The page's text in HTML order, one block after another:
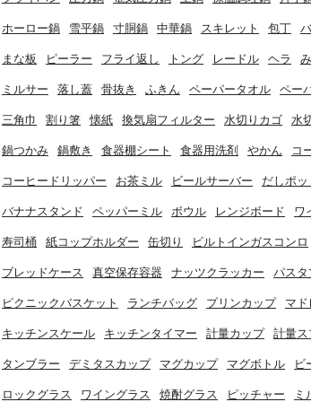
ホーロー鍋 雪平鍋 寸胴鍋 中華鍋 スキレット 包丁
まな板 ピーラー フライ返し トング レードル ヘラ
ミルサー 落し蓋 骨抜き ふきん ペーパータオル ペー
三角巾 割り箸 懐紙 換気扇フィルター 水切りカゴ 水
鍋つかみ 鍋敷き 食器棚シート 食器用洗剤 やかん コ
コーヒードリッパー お茶ミル ビールサーバー だしポッ
バナナスタンド ペッパーミル ボウル レンジボード ワ
寿司桶 紙コップホルダー 缶切り ビルトインガスコンロ
ブレッドケース 真空保存容器 ナッツクラッカー パスタ
ピクニックバスケット ランチバッグ プリンカップ マド
キッチンスケール キッチンタイマー 計量カップ 計量ス
タンブラー デミタスカップ マグカップ マグボトル ビ
ロックグラス ワイングラス 焼酎グラス ピッチャー ミ